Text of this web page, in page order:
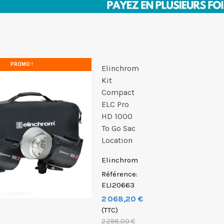
PROMO !
Elinchrom
Kit
Compact
ELC Pro
HD 1000
To Go Sac
Location
Elinchrom
Référence:
ELI20663
2 068,20 €
(TTC)
2 298,00 €